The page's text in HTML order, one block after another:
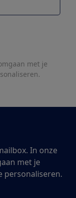
met je
In onze
met je
personaliseren.